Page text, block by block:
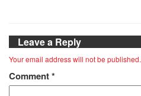
Leave a Reply
Your email address will not be published.
Comment*